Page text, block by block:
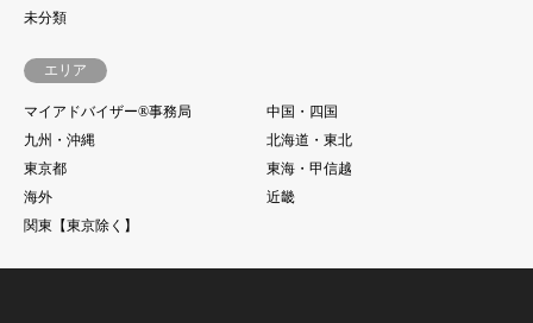
未分類
エリア
マイアドバイザー®事務局
中国・四国
九州・沖縄
北海道・東北
東京都
東海・甲信越
海外
近畿
関東【東京除く】